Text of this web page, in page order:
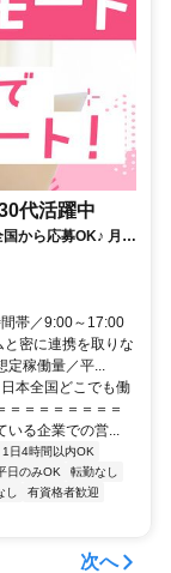
代活躍中
から応募OK♪ 月稼
帯／9:00～17:00
密に連携を取りな
稼働量／平...
本全国どこでも働
＝＝＝＝＝＝＝
る企業での営...
1日4時間以内OK
日のみOK
転勤なし
有資格者歓迎
次へ